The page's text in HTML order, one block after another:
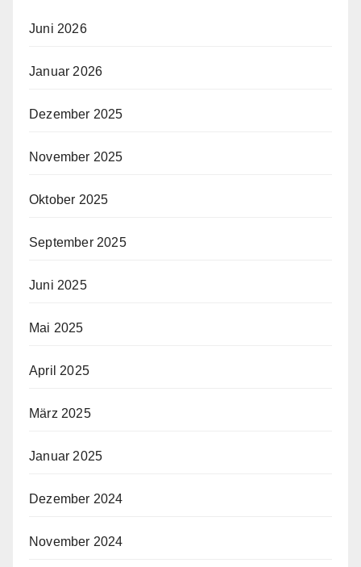
Juni 2026
Januar 2026
Dezember 2025
November 2025
Oktober 2025
September 2025
Juni 2025
Mai 2025
April 2025
März 2025
Januar 2025
Dezember 2024
November 2024